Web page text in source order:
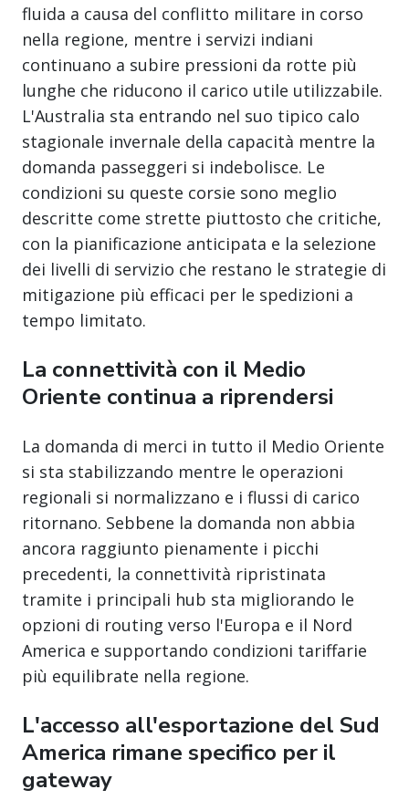
fluida a causa del conflitto militare in corso
nella regione, mentre i servizi indiani
continuano a subire pressioni da rotte più
lunghe che riducono il carico utile utilizzabile.
L'Australia sta entrando nel suo tipico calo
stagionale invernale della capacità mentre la
domanda passeggeri si indebolisce. Le
condizioni su queste corsie sono meglio
descritte come strette piuttosto che critiche,
con la pianificazione anticipata e la selezione
dei livelli di servizio che restano le strategie di
mitigazione più efficaci per le spedizioni a
tempo limitato.
La connettività con il Medio
Oriente continua a riprendersi
La domanda di merci in tutto il Medio Oriente
si sta stabilizzando mentre le operazioni
regionali si normalizzano e i flussi di carico
ritornano. Sebbene la domanda non abbia
ancora raggiunto pienamente i picchi
precedenti, la connettività ripristinata
tramite i principali hub sta migliorando le
opzioni di routing verso l'Europa e il Nord
America e supportando condizioni tariffarie
più equilibrate nella regione.
L'accesso all'esportazione del Sud
America rimane specifico per il
gateway